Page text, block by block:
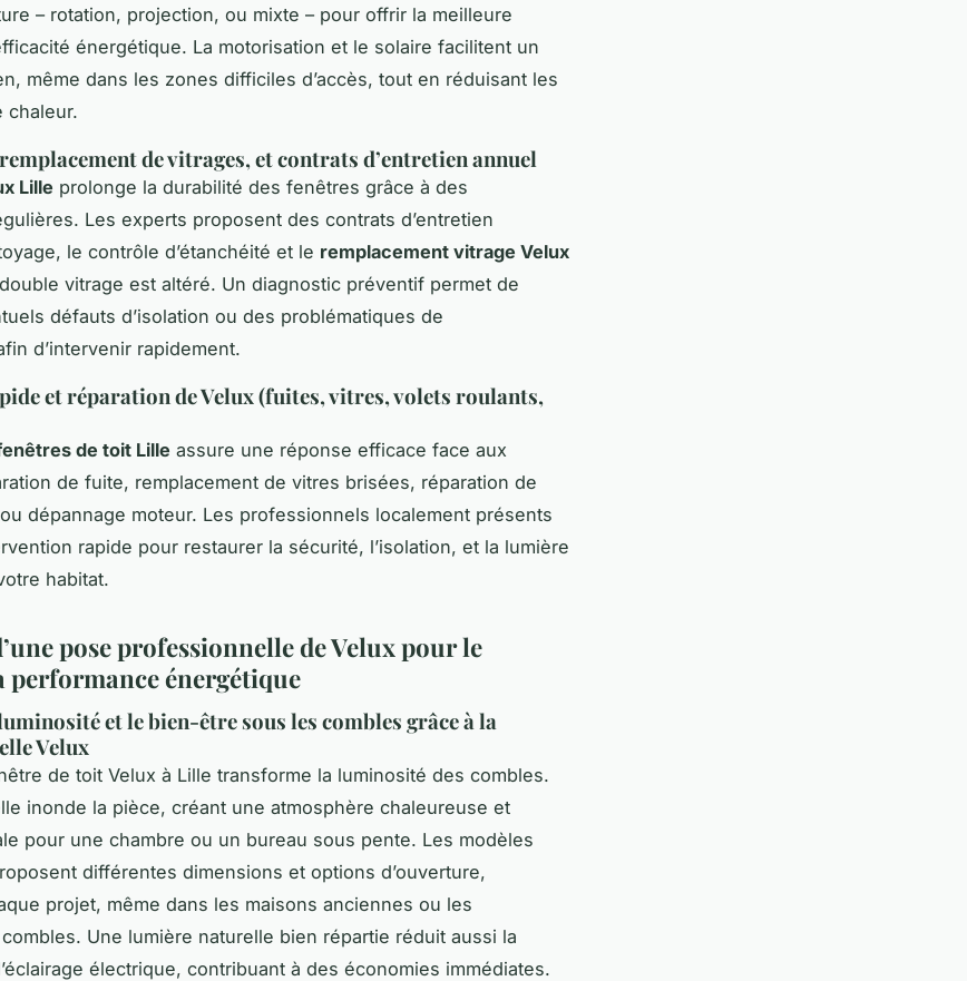
– rotation, projection, ou mixte – pour offrir la meilleure
énergétique. La motorisation et le solaire facilitent un
même dans les zones difficiles d’accès, tout en réduisant les
chaleur.
de vitrages, et contrats d’entretien annuel
Lille prolonge la durabilité des fenêtres grâce à des
Les experts proposent des contrats d’entretien
le contrôle d’étanchéité et le remplacement vitrage Velux
vitrage est altéré. Un diagnostic préventif permet de
défauts d’isolation ou des problématiques de
d’intervenir rapidement.
et réparation de Velux (fuites, vitres, volets roulants,
de toit Lille assure une réponse efficace face aux
de fuite, remplacement de vitres brisées, réparation de
dépannage moteur. Les professionnels localement présents
rapide pour restaurer la sécurité, l’isolation, et la lumière
habitat.
pose professionnelle de Velux pour le
performance énergétique
et le bien-être sous les combles grâce à la
Velux
de toit Velux à Lille transforme la luminosité des combles.
inonde la pièce, créant une atmosphère chaleureuse et
pour une chambre ou un bureau sous pente. Les modèles
différentes dimensions et options d’ouverture,
projet, même dans les maisons anciennes ou les
Une lumière naturelle bien répartie réduit aussi la
électrique, contribuant à des économies immédiates.